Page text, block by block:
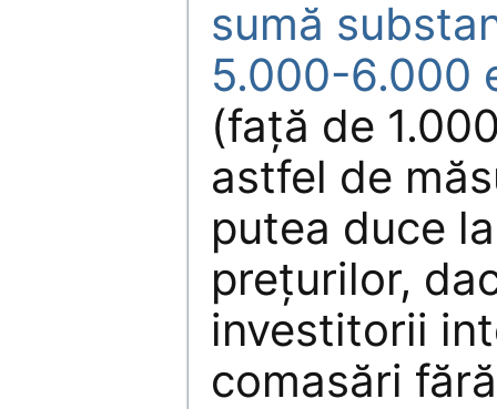
sumă
5.000-6.000
(faţă de
astfel de
putea duce
preţurilor,
investitorii
comasări